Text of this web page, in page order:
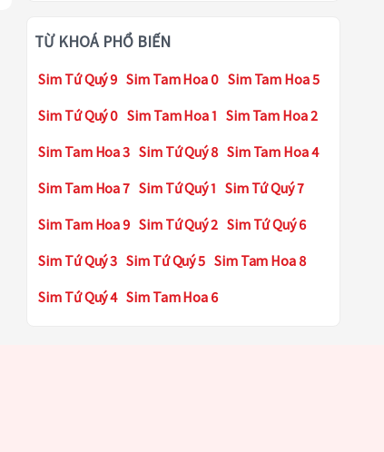
TỪ KHOÁ PHỔ BIẾN
Sim Tứ Quý 9 Sim Tam Hoa 0 Sim Tam Hoa 5
Sim Tứ Quý 0 Sim Tam Hoa 1 Sim Tam Hoa 2
Sim Tam Hoa 3 Sim Tứ Quý 8 Sim Tam Hoa 4
Sim Tam Hoa 7 Sim Tứ Quý 1 Sim Tứ Quý 7
Sim Tam Hoa 9 Sim Tứ Quý 2 Sim Tứ Quý 6
Sim Tứ Quý 3 Sim Tứ Quý 5 Sim Tam Hoa 8
Sim Tứ Quý 4 Sim Tam Hoa 6